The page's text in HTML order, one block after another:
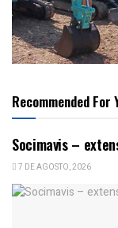
Recommended For
Socimavis –
7 DE AGOSTO, 2026